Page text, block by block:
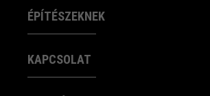
ÉPÍTÉSZEKNEK
KAPCSOLAT